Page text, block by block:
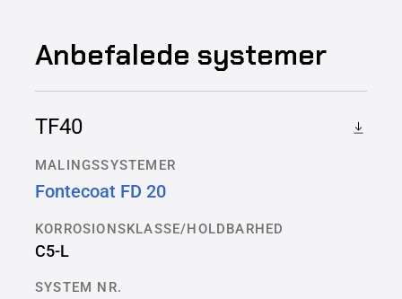
Anbefalede systemer
TF40
MALINGSSYSTEMER
Fontecoat FD 20
KORROSIONSKLASSE/HOLDBARHED
C5-L
SYSTEM NR.